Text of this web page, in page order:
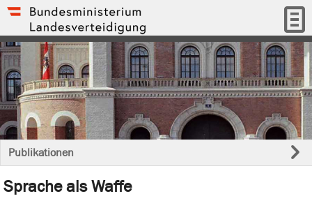
Publikationen
Sprache als Waffe